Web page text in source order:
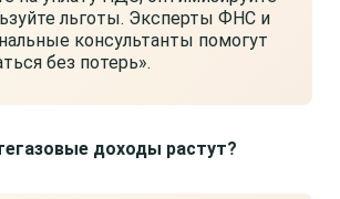
льготы. Эксперты ФНС и
консультанты помогут
без потерь».
доходы растут?